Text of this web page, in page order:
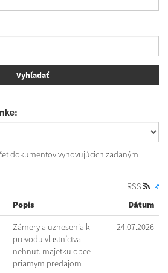
dokumentov vyhovujúcich zadaným
RSS
Popis Dátum
Zámery a uznesenia k
prevodu vlastníctva
nehnut. majetku obce
priamym predajom
24.07.2026